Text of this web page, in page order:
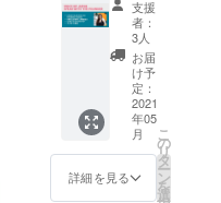
す。
You're
invited
to a
meet
up with
the VUJ
team.
We will
organizi
ng one
として
記載さ
せてい
ただき
ます。
（任
意） We
will be
publishi
ng your
般社団
法人
Voice
Japan
の代
表、山
本和奈
と1時間
対談。
対談
支援
者：
3人
お届
け予
定：
2021
年05
月
詳細を見る
こ
の
リ
タ
ー
ン
を
選